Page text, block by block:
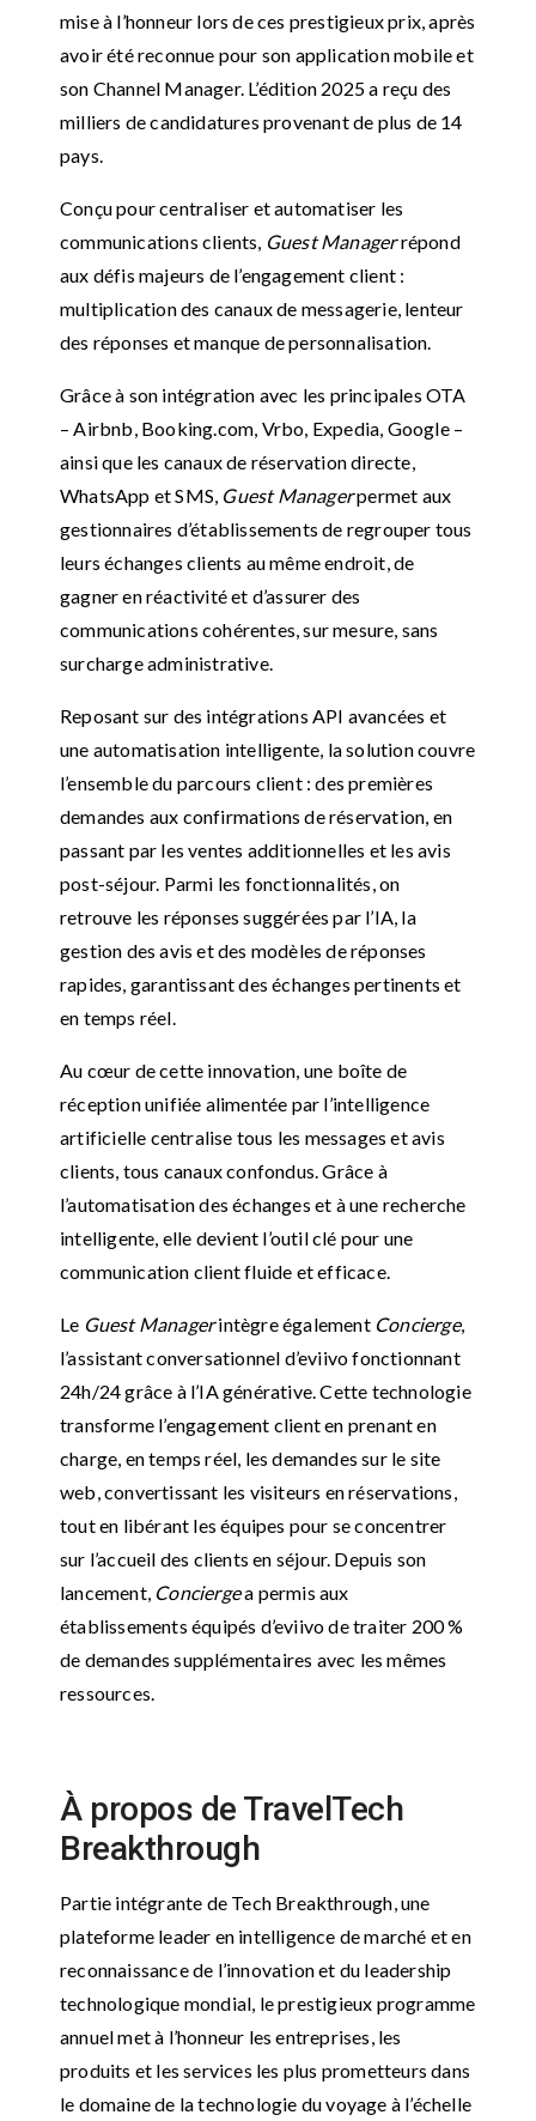
mise à l’honneur lors de ces prestigieux prix, après
avoir été reconnue pour son application mobile et
son Channel Manager. L’édition 2025 a reçu des
milliers de candidatures provenant de plus de 14
pays.
Conçu pour centraliser et automatiser les
communications clients, Guest Managerrépond
aux défis majeurs de l’engagement client :
multiplication des canaux de messagerie, lenteur
des réponses et manque de personnalisation.
Grâce à son intégration avec les principales OTA
– Airbnb, Booking.com, Vrbo, Expedia, Google –
ainsi que les canaux de réservation directe,
WhatsApp et SMS, Guest Managerpermet aux
gestionnaires d’établissements de regrouper tous
leurs échanges clients au même endroit, de
gagner en réactivité et d’assurer des
communications cohérentes, sur mesure, sans
surcharge administrative.
Reposant sur des intégrations API avancées et
une automatisation intelligente, la solution couvre
l’ensemble du parcours client : des premières
demandes aux confirmations de réservation, en
passant par les ventes additionnelles et les avis
post-séjour. Parmi les fonctionnalités, on
retrouve les réponses suggérées par l’IA, la
gestion des avis et des modèles de réponses
rapides, garantissant des échanges pertinents et
en temps réel.
Au cœur de cette innovation, une boîte de
réception unifiée alimentée par l’intelligence
artificielle centralise tous les messages et avis
clients, tous canaux confondus. Grâce à
l’automatisation des échanges et à une recherche
intelligente, elle devient l’outil clé pour une
communication client fluide et efficace.
Le Guest Managerintègre également Concierge,
l’assistant conversationnel d’eviivo fonctionnant
24h/24 grâce à l’IA générative. Cette technologie
transforme l’engagement client en prenant en
charge, en temps réel, les demandes sur le site
web, convertissant les visiteurs en réservations,
tout en libérant les équipes pour se concentrer
sur l’accueil des clients en séjour. Depuis son
lancement, Conciergea permis aux
établissements équipés d’eviivo de traiter 200 %
de demandes supplémentaires avec les mêmes
ressources.
À propos de TravelTech
Breakthrough
Partie intégrante de Tech Breakthrough, une
plateforme leader en intelligence de marché et en
reconnaissance de l’innovation et du leadership
technologique mondial, le prestigieux programme
annuel met à l’honneur les entreprises, les
produits et les services les plus prometteurs dans
le domaine de la technologie du voyage à l’échelle